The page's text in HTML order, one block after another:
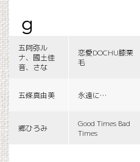
g
五阿弥ル
ナ、國土佳
音、さな
恋愛DOCHU膝栗
毛
五條真由美 永遠に…
郷ひろみ
Good Times Bad
Times